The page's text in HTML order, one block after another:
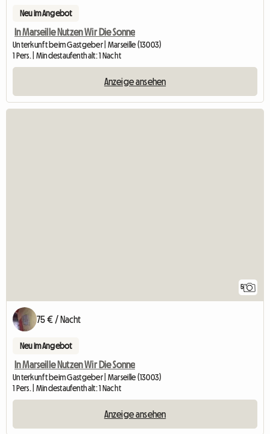
Neu im Angebot
In Marseille Nutzen Wir Die Sonne
Unterkunft beim Gastgeber | Marseille (13003)
1 Pers. | Mindestaufenthalt: 1 Nacht
Anzeige ansehen
5
75 € / Nacht
Neu im Angebot
In Marseille Nutzen Wir Die Sonne
Unterkunft beim Gastgeber | Marseille (13003)
1 Pers. | Mindestaufenthalt: 1 Nacht
Anzeige ansehen